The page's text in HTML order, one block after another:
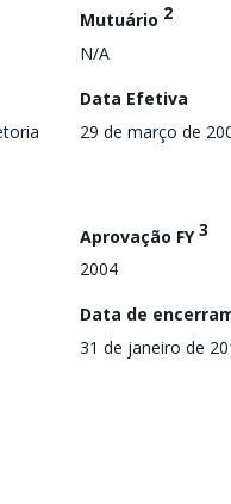
Mutuário 2
N/A
Data Efetiva
29 de março de
Aprovação FY3
2004
Data de
31 de janeiro de